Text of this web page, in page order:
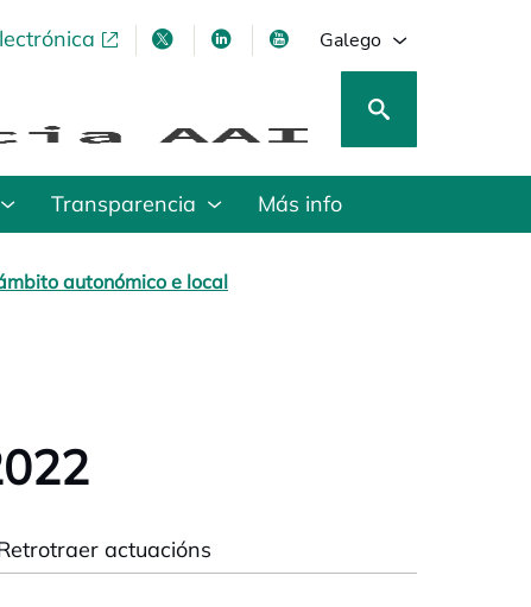
opens in a new tabopens in a new tab
opens in a new tab
opens in a new tab
Galego
Transparencia Más info
autonómico e local
actuacións